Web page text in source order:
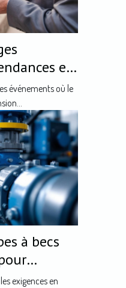
en
événements où le
à becs
exigences en